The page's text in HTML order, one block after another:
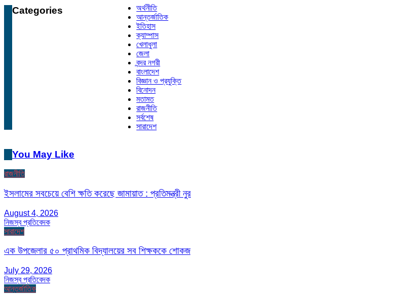
Categories
অর্থনীতি
আন্তর্জাতিক
ইতিহাস
ক্যাম্পাস
খেলাধুলা
জেলা
বন্দর নগরী
বাংলাদেশ
বিজ্ঞান ও প্রযুক্তি
বিনোদন
মতামত
রাজনীতি
সর্বশেষ
সারাদেশ
You May Like
রাজনীতি
ইসলামের সবচেয়ে বেশি ক্ষতি করেছে জামায়াত : প্রতিমন্ত্রী নুর
August 4, 2026
নিজস্ব প্রতিবেদক
সারাদেশ
এক উপজেলার ৫০ প্রাথমিক বিদ্যালয়ের সব শিক্ষককে শোকজ
July 29, 2026
নিজস্ব প্রতিবেদক
আন্তর্জাতিক